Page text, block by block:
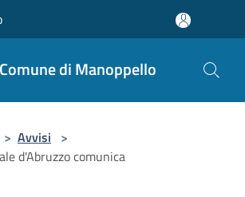
Comune di Manoppello
> Avvisi >
d'Abruzzo comunica